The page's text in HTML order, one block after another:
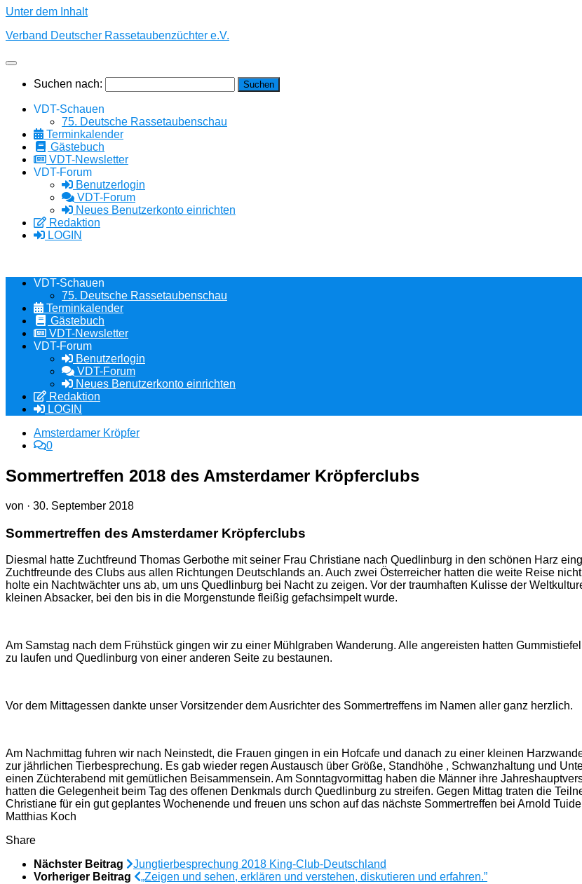
Unter dem Inhalt
Verband Deutscher Rassetaubenzüchter e.V.
Suchen nach:
VDT-Schauen
75. Deutsche Rassetaubenschau
Terminkalender
Gästebuch
VDT-Newsletter
VDT-Forum
Benutzerlogin
VDT-Forum
Neues Benutzerkonto einrichten
Redaktion
LOGIN
VDT-Schauen
75. Deutsche Rassetaubenschau
Terminkalender
Gästebuch
VDT-Newsletter
VDT-Forum
Benutzerlogin
VDT-Forum
Neues Benutzerkonto einrichten
Redaktion
LOGIN
Amsterdamer Kröpfer
0
Sommertreffen 2018 des Amsterdamer Kröpferclubs
von · 30. September 2018
Sommertreffen des Amsterdamer Kröpferclubs
Diesmal hatte Zuchtfreund Thomas Gerbothe mit seiner Frau Christiane nach Quedlinburg in den schönen Harz
Zuchtfreunde des Clubs aus allen Richtungen Deutschlands an. Auch zwei Österreicher hatten die weite Reise
holte ein Nachtwächter uns ab, um uns Quedlinburg bei Nacht zu zeigen. Vor der traumhaften Kulisse der
kleinen Absacker, bei den bis in die Morgenstunde fleißig gefachsimpelt wurde.
Am Samstag nach dem Frühstück gingen wir zu einer Mühlgraben Wanderung. Alle angereisten hatten
zu laufen und Quedlinburg von einer anderen Seite zu bestaunen.
Vor dem Mittagessen dankte unser Vorsitzender dem Ausrichter des Sommertreffens im Namen aller ganz herzlich.
Am Nachmittag fuhren wir nach Neinstedt, die Frauen gingen in ein Hofcafe und danach zu einer kleinen
zur jährlichen Tierbesprechung. Es gab wieder regen Austausch über Größe, Standhöhe , Schwanzhaltung und
einen Züchterabend mit gemütlichen Beisammensein. Am Sonntagvormittag haben die Männer ihre
hatten die Gelegenheit beim Tag des offenen Denkmals durch Quedlinburg zu streifen. Gegen Mittag traten die
Christiane für ein gut geplantes Wochenende und freuen uns schon auf das nächste Sommertreffen bei Arnold
Matthias Koch
Share
Nächster Beitrag
Jungtierbesprechung 2018 King-Club-Deutschland
Vorheriger Beitrag
„Zeigen und sehen, erklären und verstehen, diskutieren und erfahren.”